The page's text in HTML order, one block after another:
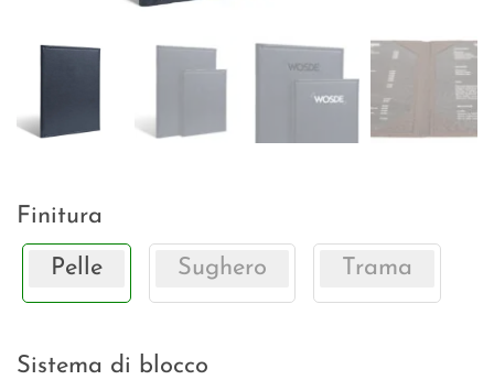
Finitura
Pelle Sughero Trama
Sistema di blocco